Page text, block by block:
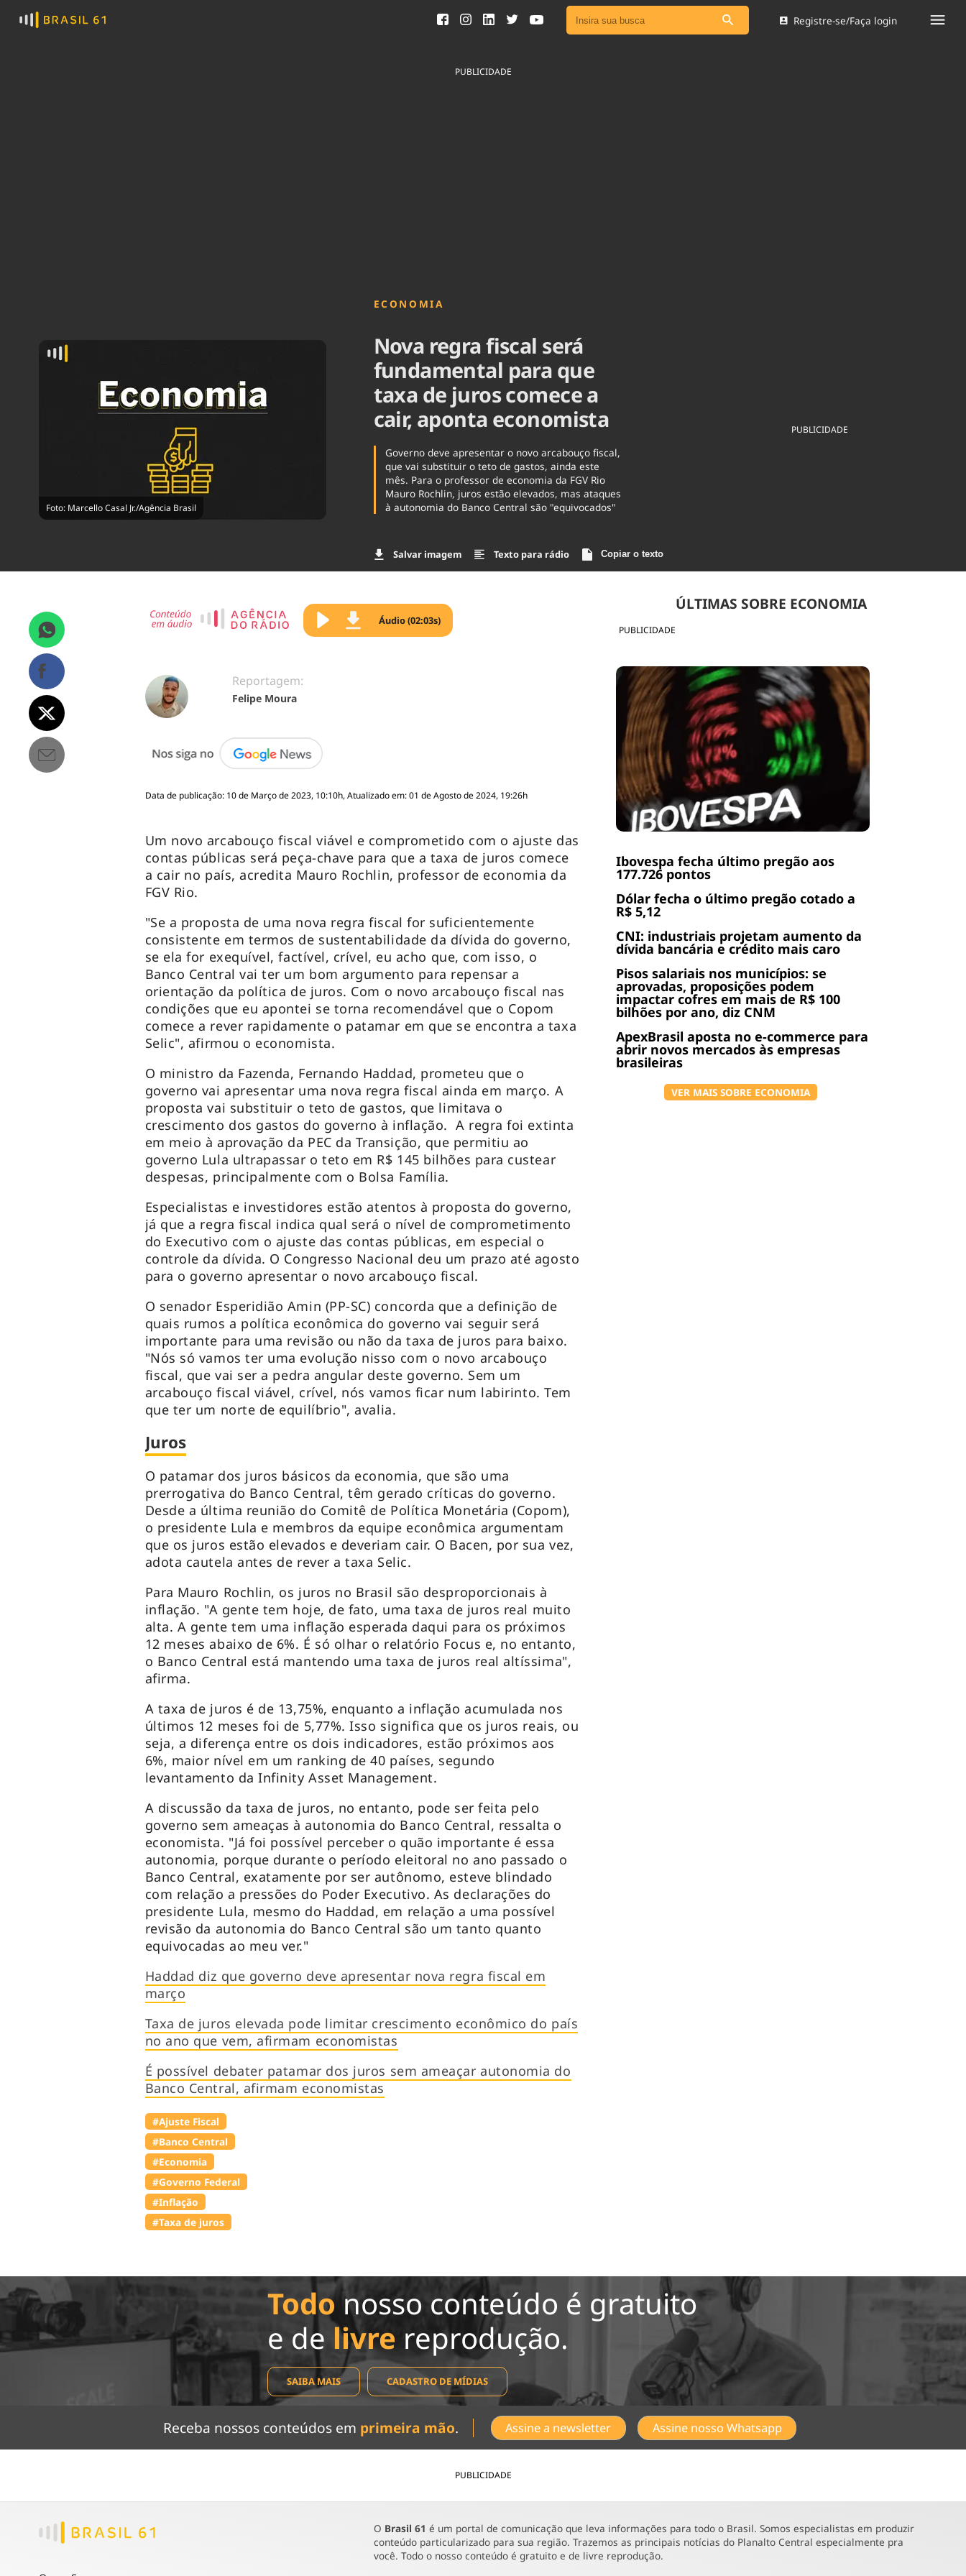
Ver todas as notícias
Cinema
Comportamento
Registre-se/Faça login
PUBLICIDADE
Foto: Marcello Casal Jr./Agência Brasil
ECONOMIA
Nova regra fiscal será
fundamental para que
taxa de juros comece a
cair, aponta economista
Governo deve apresentar o novo arcabouço fiscal,
que vai substituir o teto de gastos, ainda este
mês. Para o professor de economia da FGV Rio
Mauro Rochlin, juros estão elevados, mas ataques
à autonomia do Banco Central são "equivocados"
Salvar imagem Texto para rádio Copiar o texto
PUBLICIDADE
PUBLICIDADE
ÚLTIMAS SOBRE ECONOMIA
Ibovespa fecha último pregão aos
177.726 pontos
Dólar fecha o último pregão cotado a
R$ 5,12
CNI: industriais projetam aumento da
dívida bancária e crédito mais caro
Pisos salariais nos municípios: se
aprovadas, proposições podem
impactar cofres em mais de R$ 100
bilhões por ano, diz CNM
ApexBrasil aposta no e-commerce para
abrir novos mercados às empresas
brasileiras
VER MAIS SOBRE ECONOMIA
Áudio (02:03s)
Reportagem:
Felipe Moura
Data de publicação: 10 de Março de 2023, 10:10h, Atualizado em: 01 de Agosto de 2024, 19:26h
Um novo arcabouço fiscal viável e comprometido com o ajuste das
contas públicas será peça-chave para que a taxa de juros comece
a cair no país, acredita Mauro Rochlin, professor de economia da
FGV Rio.
"Se a proposta de uma nova regra fiscal for suficientemente
consistente em termos de sustentabilidade da dívida do governo,
se ela for exequível, factível, crível, eu acho que, com isso, o
Banco Central vai ter um bom argumento para repensar a
orientação da política de juros. Com o novo arcabouço fiscal nas
condições que eu apontei se torna recomendável que o Copom
comece a rever rapidamente o patamar em que se encontra a taxa
Selic", afirmou o economista.
O ministro da Fazenda, Fernando Haddad, prometeu que o
governo vai apresentar uma nova regra fiscal ainda em março. A
proposta vai substituir o teto de gastos, que limitava o
crescimento dos gastos do governo à inflação. A regra foi extinta
em meio à aprovação da PEC da Transição, que permitiu ao
governo Lula ultrapassar o teto em R$ 145 bilhões para custear
despesas, principalmente com o Bolsa Família.
Especialistas e investidores estão atentos à proposta do governo,
já que a regra fiscal indica qual será o nível de comprometimento
do Executivo com o ajuste das contas públicas, em especial o
controle da dívida. O Congresso Nacional deu um prazo até agosto
para o governo apresentar o novo arcabouço fiscal.
O senador Esperidião Amin (PP-SC) concorda que a definição de
quais rumos a política econômica do governo vai seguir será
importante para uma revisão ou não da taxa de juros para baixo.
"Nós só vamos ter uma evolução nisso com o novo arcabouço
fiscal, que vai ser a pedra angular deste governo. Sem um
arcabouço fiscal viável, crível, nós vamos ficar num labirinto. Tem
que ter um norte de equilíbrio", avalia.
Juros
O patamar dos juros básicos da economia, que são uma
prerrogativa do Banco Central, têm gerado críticas do governo.
Desde a última reunião do Comitê de Política Monetária (Copom),
o presidente Lula e membros da equipe econômica argumentam
que os juros estão elevados e deveriam cair. O Bacen, por sua vez,
adota cautela antes de rever a taxa Selic.
Para Mauro Rochlin, os juros no Brasil são desproporcionais à
inflação. "A gente tem hoje, de fato, uma taxa de juros real muito
alta. A gente tem uma inflação esperada daqui para os próximos
12 meses abaixo de 6%. É só olhar o relatório Focus e, no entanto,
o Banco Central está mantendo uma taxa de juros real altíssima",
afirma.
A taxa de juros é de 13,75%, enquanto a inflação acumulada nos
últimos 12 meses foi de 5,77%. Isso significa que os juros reais, ou
seja, a diferença entre os dois indicadores, estão próximos aos
6%, maior nível em um ranking de 40 países, segundo
levantamento da Infinity Asset Management.
A discussão da taxa de juros, no entanto, pode ser feita pelo
governo sem ameaças à autonomia do Banco Central, ressalta o
economista. "Já foi possível perceber o quão importante é essa
autonomia, porque durante o período eleitoral no ano passado o
Banco Central, exatamente por ser autônomo, esteve blindado
com relação a pressões do Poder Executivo. As declarações do
presidente Lula, mesmo do Haddad, em relação a uma possível
revisão da autonomia do Banco Central são um tanto quanto
equivocadas ao meu ver."
Haddad diz que governo deve apresentar nova regra fiscal em
março
Taxa de juros elevada pode limitar crescimento econômico do país
no ano que vem, afirmam economistas
É possível debater patamar dos juros sem ameaçar autonomia do
Banco Central, afirmam economistas
#Ajuste Fiscal
#Banco Central
#Economia
#Governo Federal
#Inflação
#Taxa de juros
Todonosso conteúdo é gratuito
e de livre reprodução.
SAIBA MAIS CADASTRO DE MÍDIAS
Receba nossos conteúdos em primeira mão. Assine a newsletter Assine nosso Whatsapp
PUBLICIDADE
O Brasil 61 é um portal de comunicação que leva informações para todo o Brasil. Somos especialistas em produzir
conteúdo particularizado para sua região. Trazemos as principais notícias do Planalto Central especialmente pra
você. Todo o nosso conteúdo é gratuito e de livre reprodução.